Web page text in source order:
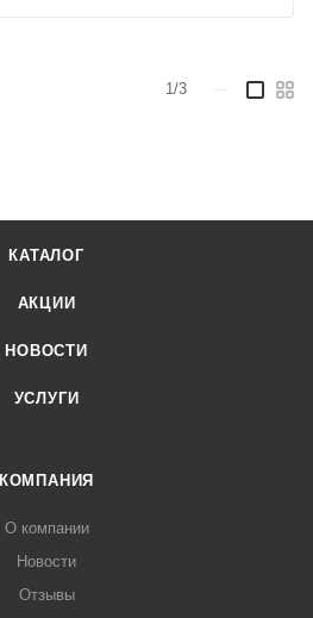
1/3
КАТАЛОГ
АКЦИИ
НОВОСТИ
УСЛУГИ
КОМПАНИЯ
О компании
Новости
Отзывы